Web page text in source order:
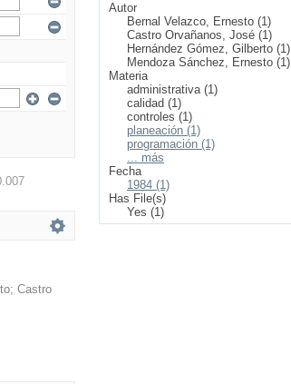
; Castro
Autor
Bernal Velazco, Ernesto (1)
Castro Orvañanos, José (1)
Hernández Gómez, Gilberto (1)
Mendoza Sánchez, Ernesto (1)
Materia
administrativa (1)
calidad (1)
controles (1)
planeación (1)
programación (1)
... más
Fecha
1984 (1)
Has File(s)
Yes (1)